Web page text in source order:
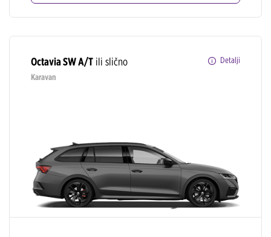
Octavia SW A/T ili slično
Detalji
Karavan